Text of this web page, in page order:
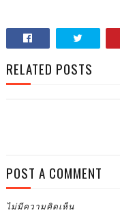
RELATED POSTS
POST A COMMENT
ไม่มีความคิดเห็น